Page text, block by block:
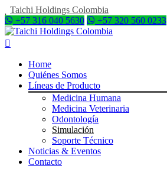
Taichi Holdings Colombia
+57 316 040 5630
+57 320 560 0233
Home
Quiénes Somos
Líneas de Producto
Medicina Humana
Medicina Veterinaria
Odontología
Simulación
Soporte Técnico
Noticias & Eventos
Contacto